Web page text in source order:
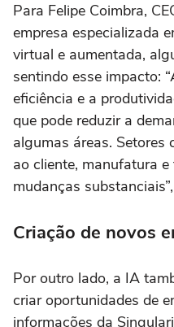
Para Felipe Coimbra,
empresa especializada
virtual e aumentada,
sentindo esse impacto:
eficiência e a
que pode reduzir a
algumas áreas.
ao cliente, manufatura
mudanças
Criação de novos
Por outro lado, a IA
criar oportunidades de
informações da